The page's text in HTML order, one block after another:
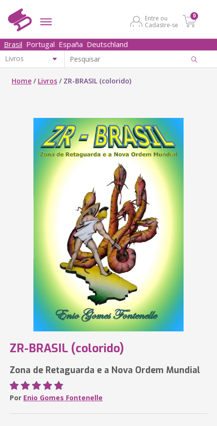
Entre ou
Cadastre-se
0
Brasil Portugal España Deutschland
Home / Livros / ZR-BRASIL (colorido)
ZR-BRASIL (colorido)
Zona de Retaguarda e a Nova Ordem Mundial
Por Enio Gomes Fontenelle